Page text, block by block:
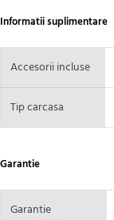
Informatii suplimentare
Accesorii incluse
Tip carcasa
Garantie
Garantie